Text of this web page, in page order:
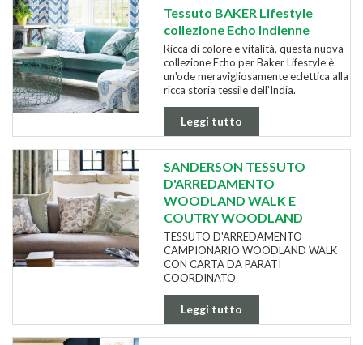
Tessuto BAKER Lifestyle
collezione Echo Indienne
Ricca di colore e vitalità, questa nuova
collezione Echo per Baker Lifestyle è
un'ode meravigliosamente eclettica alla
ricca storia tessile dell'India.
Leggi tutto
SANDERSON TESSUTO
D'ARREDAMENTO
WOODLAND WALK E
COUTRY WOODLAND
TESSUTO D'ARREDAMENTO
CAMPIONARIO WOODLAND WALK
CON CARTA DA PARATI
COORDINATO
Leggi tutto